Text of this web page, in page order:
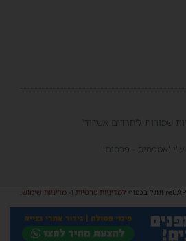
שמורות ל'חרדים אשדוד'
ע"י 'אמפסיס - פרסום'
למדיניות פרטיות ו-מדיניות שימוש